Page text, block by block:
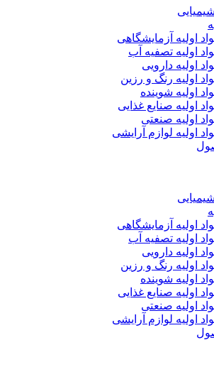
اولیه آزمایشگاهی
اولیه تصفیه آب
اولیه دارویی
اولیه رنگ و رزین
اولیه شوینده
اولیه صنایع غذایی
اولیه صنعتی
اولیه لوازم آرایشی
اولیه آزمایشگاهی
اولیه تصفیه آب
اولیه دارویی
اولیه رنگ و رزین
اولیه شوینده
اولیه صنایع غذایی
اولیه صنعتی
اولیه لوازم آرایشی